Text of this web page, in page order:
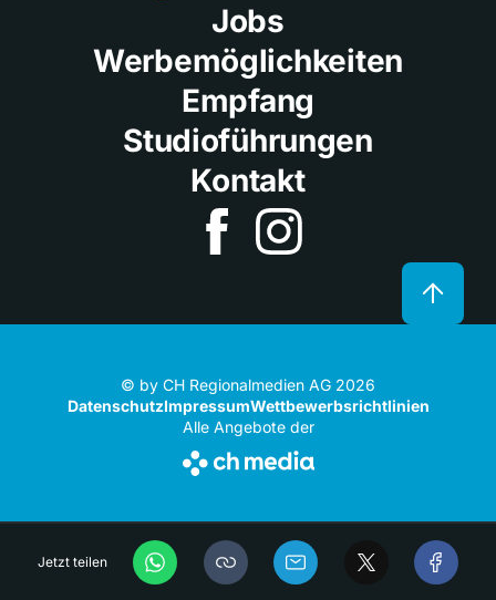
Jetzt teilen
Jobs
Werbemöglichkeiten
Empfang
Studioführungen
Kontakt
© by CH Regionalmedien AG 2026
DatenschutzImpressumWettbewerbsrichtlinien
Alle Angebote der